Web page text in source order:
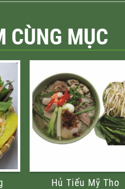
CÙNG MỤC
Hủ Tiếu Mỹ Tho